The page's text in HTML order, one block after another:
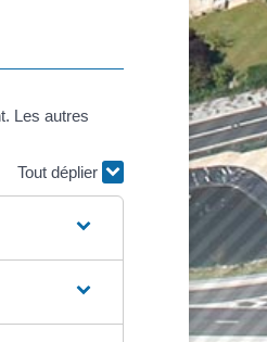
Les autres
Tout déplier